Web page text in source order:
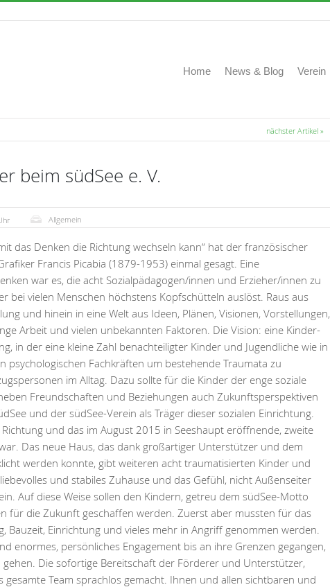
Home News & Blog Verein
nächster Artikel »
beim südSee e. V.
Allgemein
das Denken die Richtung wechseln kann“ hat der französischer
Francis Picabia (1879-1953) einmal gesagt. Eine
war es, die acht Sozialpädagogen/innen und Erzieher/innen zu
bei vielen Menschen höchstens Kopfschütteln auslöst. Raus aus
und hinein in eine Welt aus Ideen, Plänen, Visionen, Vorstellungen,
Arbeit und vielen unbekannten Faktoren. Die Vision: eine Kinder-
in der eine kleine Zahl benachteiligter Kinder und Jugendliche wie in
psychologischen Fachkräften um bestehende Traumata zu
im Alltag. Dazu sollte für die Kinder der enge soziale
Freundschaften und Beziehungen auch Zukunftsperspektiven
und der südSee-Verein als Träger dieser sozialen Einrichtung.
und das im August 2015 in Seeshaupt eröffnende, zweite
Das neue Haus, das dank großartiger Unterstützer und dem
werden konnte, gibt weiteren acht traumatisierten Kinder und
und stabiles Zuhause und das Gefühl, nicht Außenseiter
Auf diese Weise sollen den Kindern, getreu dem südSee-Motto
für die Zukunft geschaffen werden. Zuerst aber mussten für das
Bauzeit, Einrichtung und vieles mehr in Angriff genommen werden.
enormes, persönliches Engagement bis an ihre Grenzen gegangen,
Die sofortige Bereitschaft der Förderer und Unterstützer,
Team sprachlos gemacht. Ihnen und allen sichtbaren und